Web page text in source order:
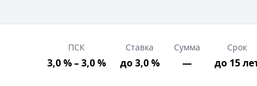
ПСК
3,0 % – 3,0 %
Ставка
до 3,0 %
Сумма
—
Срок
до 15